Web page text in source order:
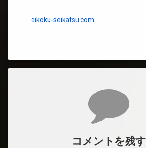
eikoku-seikatsu.com
コメントを残す